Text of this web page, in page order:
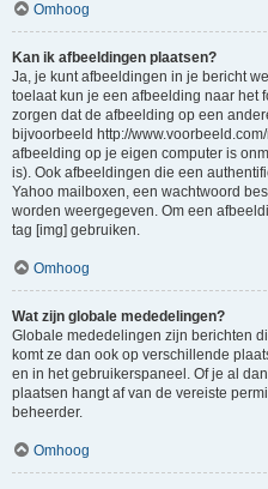
Omhoog
Kan ik afbeeldingen plaatsen?
Ja, je kunt afbeeldingen in je bericht
toelaat kun je een afbeelding naar het
zorgen dat de afbeelding op een
bijvoorbeeld http://
afbeelding op je eigen computer is
is). Ook afbeeldingen die een
Yahoo mailboxen, een wachtwoord
worden weergegeven. Om een
tag [img] gebruiken.
Omhoog
Wat zijn globale mededelingen?
Globale mededelingen zijn berichten
komt ze dan ook op verschillende
en in het gebruikerspaneel. Of je al
plaatsen hangt af van de vereiste
beheerder.
Omhoog